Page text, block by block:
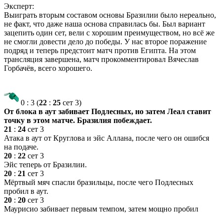
Эксперт:
Выиграть вторым составом основы Бразилии было нереально,
не факт, что даже наша основа справилась бы. Был вариант
зацепить один сет, вели с хорошим преимуществом, но всё же
не смогли довести дело до победы. У нас второе поражение
подряд и теперь предстоит матч против Египта. На этом
трансляция завершена, матч прокомментировал Вячеслав
Горбачёв, всего хорошего.
0 : 3 (22 : 25 сет 3)
От блока в аут забивает Подлесных, но затем Леал ставит
точку в этом матче. Бразилия побеждает.
21 : 24 сет 3
Атака в аут от Круглова и эйс Аллана, после чего он ошибся
на подаче.
20 : 22 сет 3
Эйс теперь от Бразилии.
20 : 21 сет 3
Мёртвый мяч спасли бразильцы, после чего Подлесных
пробил в аут.
20 : 20 сет 3
Маурисио забивает первым темпом, затем мощно пробил